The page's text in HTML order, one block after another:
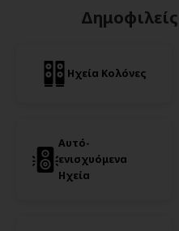
Ηχεία Κολόνες
Αυτό-
ενισχυόμενα
Ηχεία